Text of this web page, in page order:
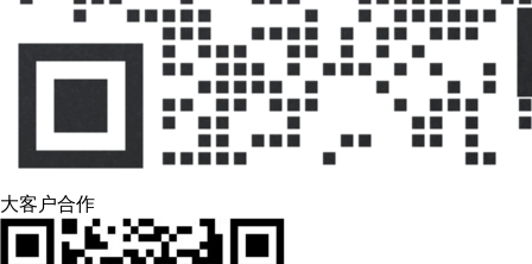
大客户合作